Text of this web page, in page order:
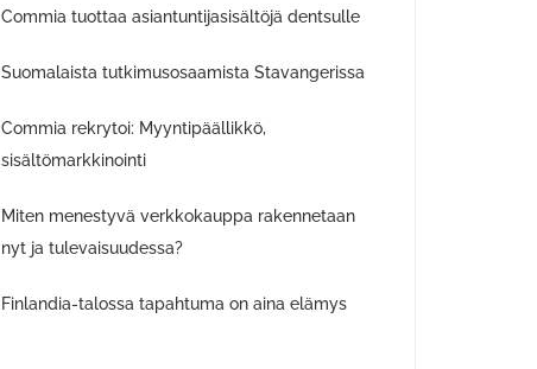
Commia tuottaa asiantuntijasisältöjä dentsulle
Suomalaista tutkimusosaamista Stavangerissa
Commia rekrytoi: Myyntipäällikkö,
sisältömarkkinointi
Miten menestyvä verkkokauppa rakennetaan
nyt ja tulevaisuudessa?
Finlandia-talossa tapahtuma on aina elämys